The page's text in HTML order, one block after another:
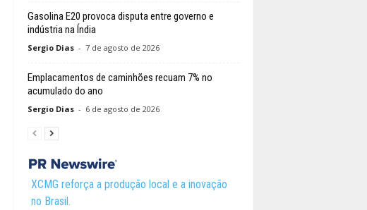
Gasolina E20 provoca disputa entre governo e
indústria na Índia
Sergio Dias - 7 de agosto de 2026
Emplacamentos de caminhões recuam 7% no
acumulado do ano
Sergio Dias - 6 de agosto de 2026
XCMG reforça a produção local e a inovação
no Brasil.